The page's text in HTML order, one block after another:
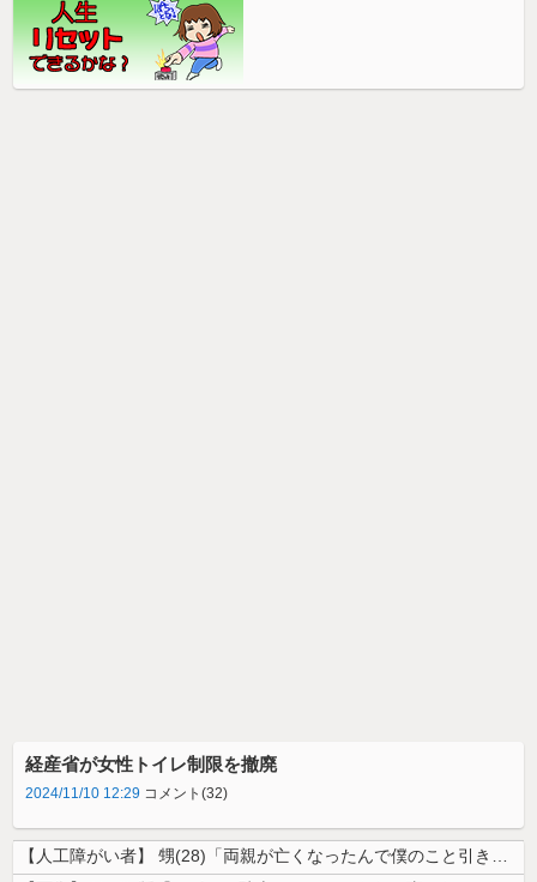
経産省が女性トイレ制限を撤廃
2024/11/10 12:29 コメント(32)
【人工障がい者】 甥(28)「両親が亡くなったんで僕のこと引き取ってほ...